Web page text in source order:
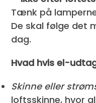
Tænk på
De skal følge det
dag.
Hvad hvis el-
Skinne eller
loftsskinne, hvor